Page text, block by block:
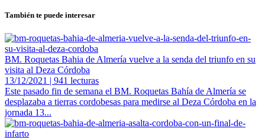
También te puede interesar
BM. Roquetas Bahia de Almería vuelve a la senda del triunfo en su
visita al Deza Córdoba
13/12/2021 | 941 lecturas
Este pasado fin de semana el BM. Roquetas Bahía de Almería se
desplazaba a tierras cordobesas para medirse al Deza Córdoba en la
jornada 13...